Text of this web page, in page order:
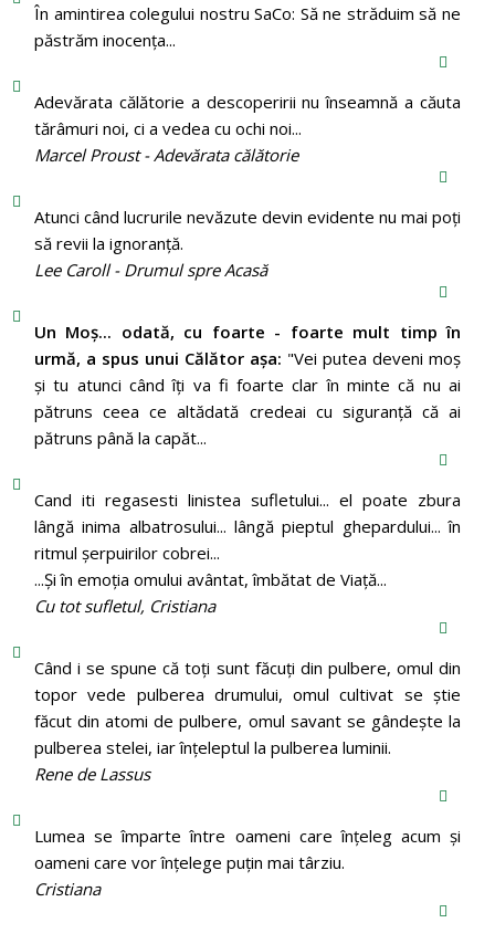
În amintirea colegului nostru SaCo: Să ne străduim să ne
păstrăm inocenţa...
Adevărata călătorie a descoperirii nu înseamnă a căuta
tărâmuri noi, ci a vedea cu ochi noi...
Marcel Proust - Adevărata călătorie
Atunci când lucrurile nevăzute devin evidente nu mai poți
să revii la ignoranță.
Lee Caroll - Drumul spre Acasă
Un Moş... odată, cu foarte - foarte mult timp în
urmă, a spus unui Călător aşa: "Vei putea deveni moş
şi tu atunci când îţi va fi foarte clar în minte că nu ai
pătruns ceea ce altădată credeai cu siguranţă că ai
pătruns până la capăt...
Cand iti regasesti linistea sufletului... el poate zbura
lângă inima albatrosului... lângă pieptul ghepardului... în
ritmul şerpuirilor cobrei...
...Şi în emoţia omului avântat, îmbătat de Viaţă...
Cu tot sufletul, Cristiana
Când i se spune că toți sunt făcuți din pulbere, omul din
topor vede pulberea drumului, omul cultivat se știe
făcut din atomi de pulbere, omul savant se gândește la
pulberea stelei, iar înțeleptul la pulberea luminii.
Rene de Lassus
Lumea se împarte între oameni care înțeleg acum și
oameni care vor înțelege puțin mai târziu.
Cristiana